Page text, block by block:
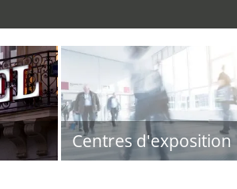
Centres d'exposition